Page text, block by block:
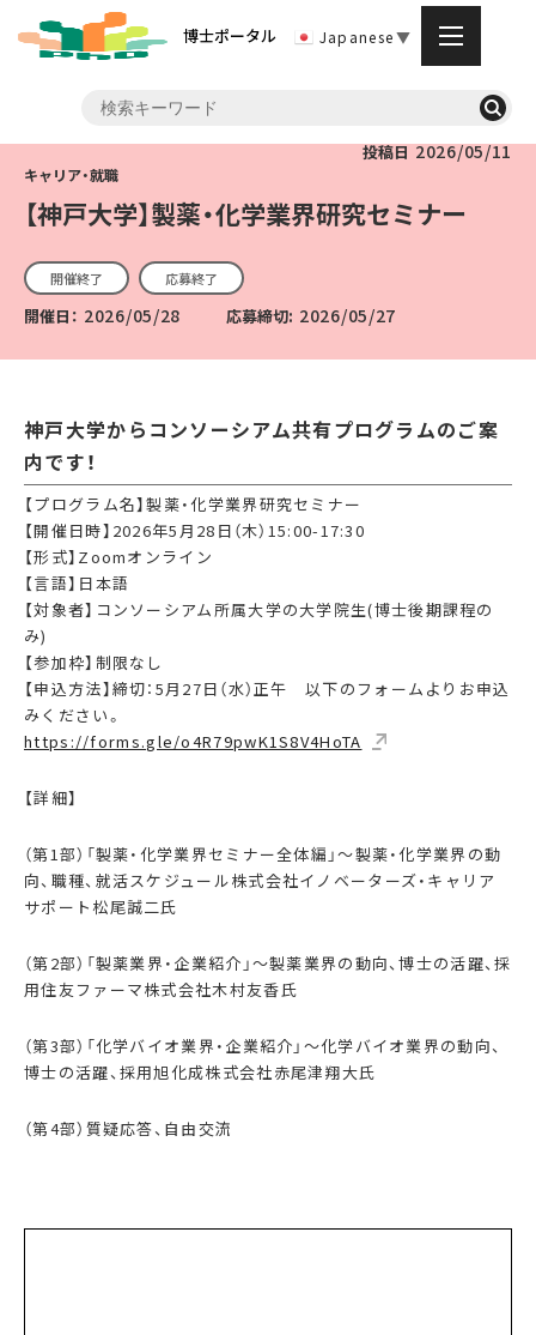
博士ポータル Japanese▼
投稿日 2026/05/11
【神戸大学】製薬・化学業界研究セミナー
開催終了 応募終了
開催日： 2026/05/28 応募締切: 2026/05/27
神戸大学からコンソーシアム共有プログラムのご案
内です！
【プログラム名】製薬・化学業界研究セミナー
【開催日時】 2026年5 月 28 日（木） 15:00-17:30
【形式】 Zoomオンライン
【言語】日本語
【対象者】 コンソーシアム所属大学の大学院生(博士後期課程の
み)
【参加枠】制限なし
【申込方法】締切： 5月 27日（水）正午 以下のフォームよりお申込
みください。
https://forms.gle/o4R79pwK1S8V4HoTA
【詳細】
（第1部）「製薬・化学業界セミナー全体編」～製薬・化学業界の動
向、職種、就活スケジュール株式会社イノベーターズ・キャリア
サポート松尾誠二氏
（第2部）「製薬業界・企業紹介」～製薬業界の動向、博士の活躍、採
用住友ファーマ株式会社木村友香氏
（第3部）「化学バイオ業界・企業紹介」～化学バイオ業界の動向、
博士の活躍、採用旭化成株式会社赤尾津翔大氏
（第4部）質疑応答、自由交流